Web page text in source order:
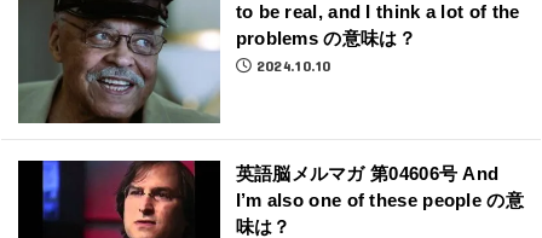
to be real, and I think a lot of the
problems の意味は？
2024.10.10
英語脳メルマガ 第04606号 And
I’m also one of these people の意
味は？